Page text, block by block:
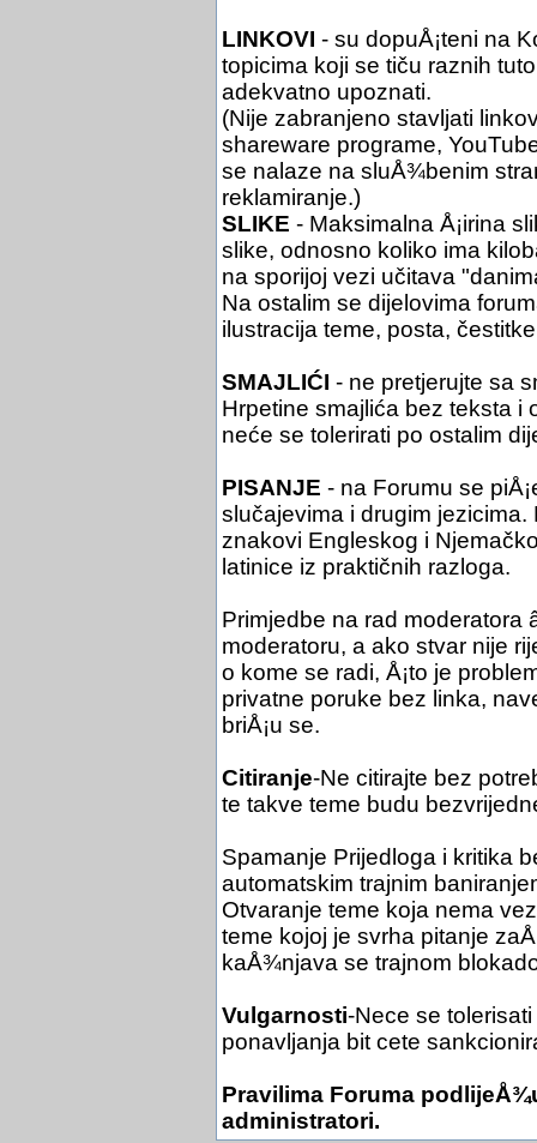
LINKOVI - su dopuÅ¡teni na
topicima koji se tiču raznih
adekvatno upoznati.
(Nije zabranjeno stavljati
shareware programe,
se nalaze na sluÅ¾benim
reklamiranje.)
SLIKE - Maksimalna Å¡irina
slike, odnosno koliko ima
na sporijoj vezi učitava
Na ostalim se dijelovima
ilustracija teme, posta,
SMAJLIĆI - ne pretjerujte sa
Hrpetine smajlića bez teksta i
neće se tolerirati po ostalim
PISANJE - na Forumu se
slučajevima i drugim
znakovi Engleskog i
latinice iz praktičnih razloga.
Primjedbe na rad moderatora
moderatoru, a ako stvar nije
o kome se radi, Å¡to je
privatne poruke bez linka,
briÅ¡u se.
Citiranje-Ne citirajte bez
te takve teme budu
Spamanje Prijedloga i kritika
automatskim trajnim
Otvaranje teme koja nema
teme kojoj je svrha pitanje
kaÅ¾njava se trajnom
Vulgarnosti-Nece se
ponavljanja bit cete
Pravilima Foruma
administratori.